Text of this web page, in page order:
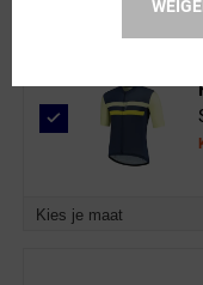
Kies je maat